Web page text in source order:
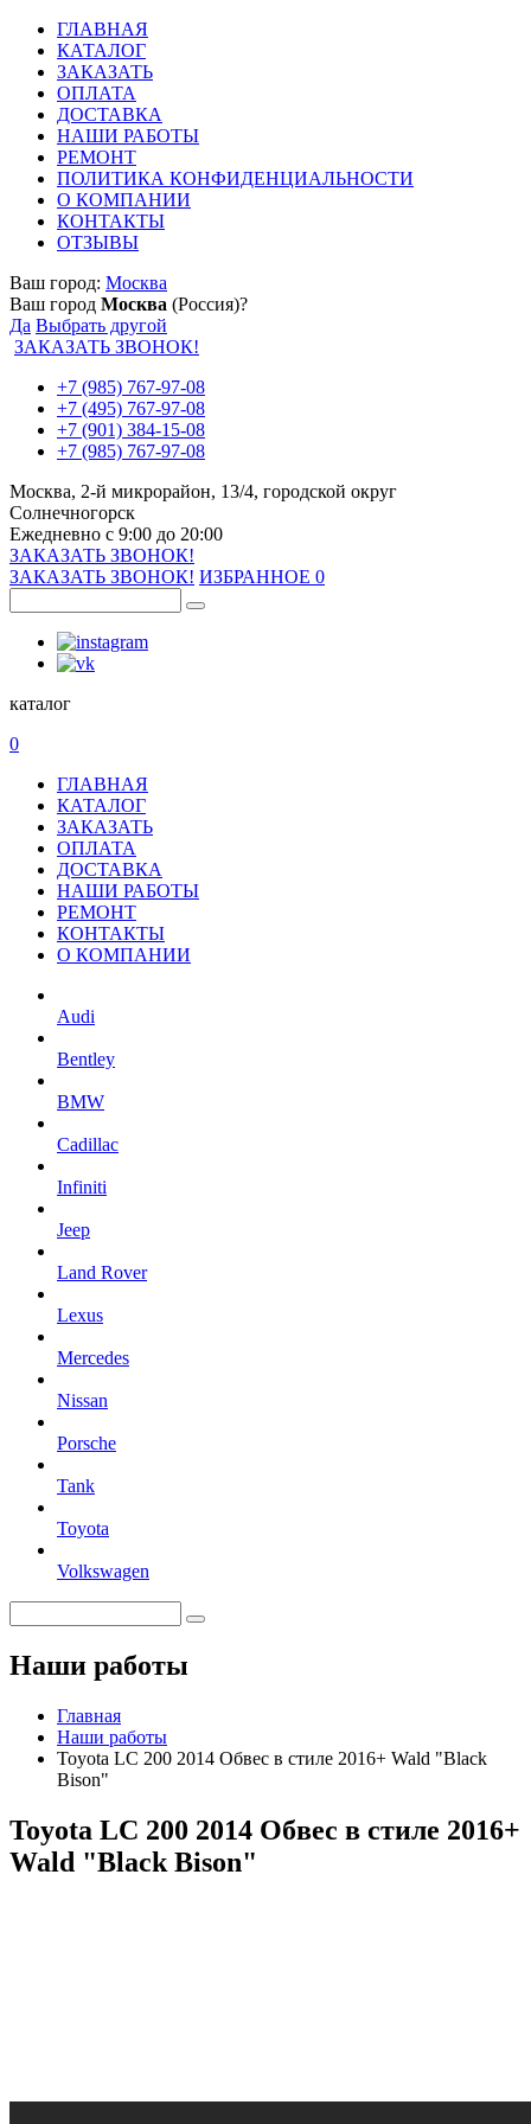
ГЛАВНАЯ
КАТАЛОГ
ЗАКАЗАТЬ
ОПЛАТА
ДОСТАВКА
НАШИ РАБОТЫ
РЕМОНТ
ПОЛИТИКА КОНФИДЕНЦИАЛЬНОСТИ
О КОМПАНИИ
КОНТАКТЫ
ОТЗЫВЫ
Ваш город: Москва
Ваш город Москва (Россия)?
Да Выбрать другой
ЗАКАЗАТЬ ЗВОНОК!
+7 (985) 767-97-08
+7 (495) 767-97-08
+7 (901) 384-15-08
+7 (985) 767-97-08
Москва, 2-й микрорайон, 13/4, городской округ
Солнечногорск
Ежедневно с 9:00 до 20:00
ЗАКАЗАТЬ ЗВОНОК!
ЗАКАЗАТЬ ЗВОНОК! ИЗБРАННОЕ 0
каталог
0
ГЛАВНАЯ
КАТАЛОГ
ЗАКАЗАТЬ
ОПЛАТА
ДОСТАВКА
НАШИ РАБОТЫ
РЕМОНТ
КОНТАКТЫ
О КОМПАНИИ
Audi
Bentley
BMW
Cadillac
Infiniti
Jeep
Land Rover
Lexus
Mercedes
Nissan
Porsche
Tank
Toyota
Volkswagen
Наши работы
Главная
Наши работы
Toyota LC 200 2014 Обвес в стиле 2016+ Wald "Black
Bison"
Toyota LC 200 2014 Обвес в стиле 2016+
Wald "Black Bison"